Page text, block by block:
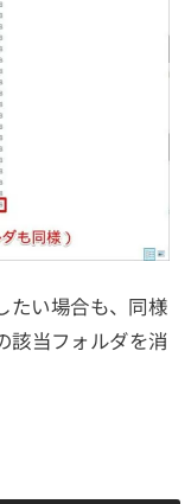
たい場合も、同様
該当フォルダを消